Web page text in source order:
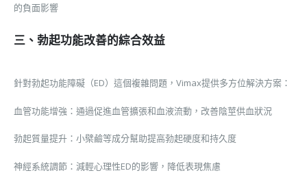
的負面影響
三、勃起功能改善的綜合效益
針對勃起功能障礙（ED）這個複雜問題，Vimax提供多方位解決方案：
血管功能增強：通過促進血管擴張和血液流動，改善陰莖供血狀況
勃起質量提升：小檗鹼等成分幫助提高勃起硬度和持久度
神經系統調節：減輕心理性ED的影響，降低表現焦慮